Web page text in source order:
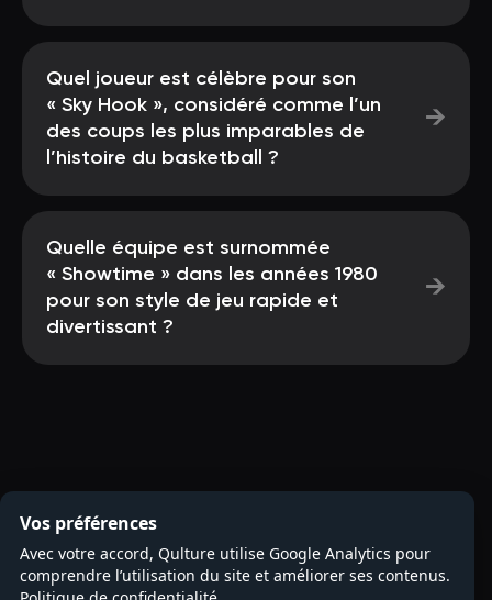
Quel joueur est célèbre pour son
« Sky Hook », considéré comme l’un
des coups les plus imparables de
l’histoire du basketball ?
→
Quelle équipe est surnommée
« Showtime » dans les années 1980
pour son style de jeu rapide et
divertissant ?
→
Vos préférences
Avec votre accord, Qulture utilise Google Analytics pour
comprendre l’utilisation du site et améliorer ses contenus.